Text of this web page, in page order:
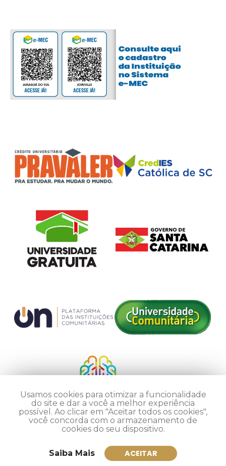
Inscreva-se
Usamos cookies para otimizar a funcionalidade
do site e dar a você a melhor experiência
possível. Ao clicar em "Aceitar todos os cookies",
você concorda com o armazenamento de
cookies do seu dispositivo.
Saiba Mais ACEITAR